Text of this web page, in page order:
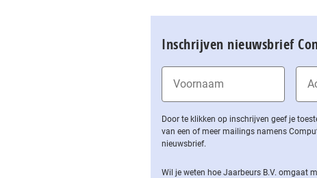
Inschrijven nieuwsbrief
Door te klikken op inschrijven geef je
van een of meer mailings namens
nieuwsbrief.
Wil je weten hoe Jaarbeurs B.V. omgaat